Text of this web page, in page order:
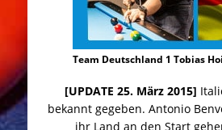
Team Deutschland 1 Tobias
[UPDATE 25. März 2015]
bekannt gegeben. Antonio
ihr Land an den Start